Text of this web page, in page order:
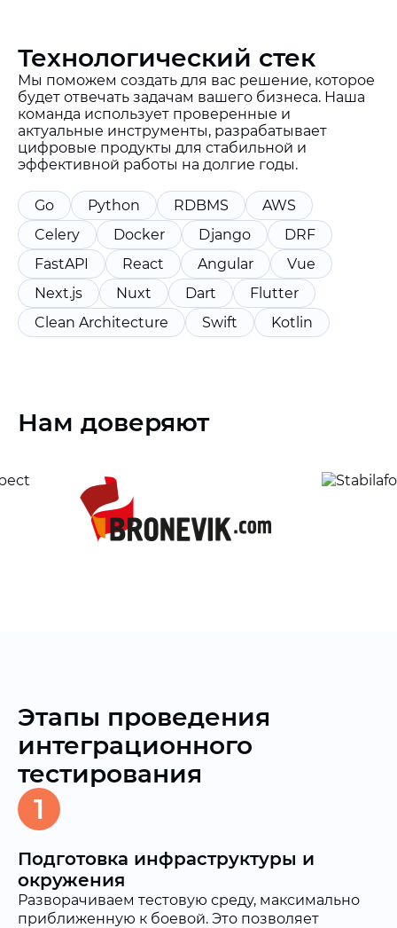
Технологический стек
Мы поможем создать для вас решение, которое
будет отвечать задачам вашего бизнеса. Наша
команда использует проверенные и
актуальные инструменты, разрабатывает
цифровые продукты для стабильной и
эффективной работы на долгие годы.
Go Python RDBMS
AWS
Celery
Docker Django
DRF
FastAPI
React Angular
Vue
Next.js
Nuxt Dart
Flutter
Clean Architecture
Swift Kotlin
Нам доверяют
Этапы проведения
интеграционного
тестирования
1
Подготовка инфраструктуры и
окружения
Разворачиваем тестовую среду, максимально
приближенную к боевой. Это позволяет